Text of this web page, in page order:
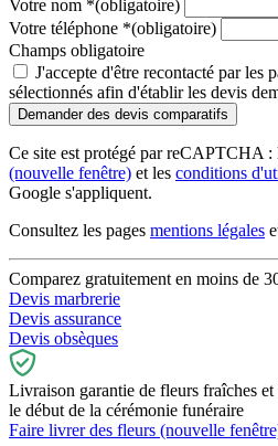
Votre nom *(obligatoire)
Votre téléphone *(obligatoire)
Champs obligatoire
J'accepte d'être recontacté par les
sélectionnés afin d'établir les devis
Ce site est protégé par reCAPTCHA :
(nouvelle fenêtre) et les conditions
Google s'appliquent.
Consultez les pages mentions légales
Comparez gratuitement en moins de
Devis marbrerie
Devis assurance
Devis obsèques
Livraison garantie de fleurs fraîches
le début de la cérémonie funéraire
Faire livrer des fleurs (nouvelle